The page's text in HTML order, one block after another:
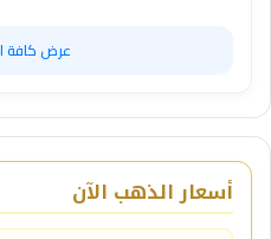
عرض كافة
أسعار الذهب الآن